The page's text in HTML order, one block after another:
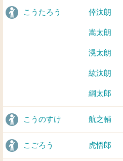
こうたろう 倖汰朗
嵩太朗
滉太朗
紘汰朗
綱太郎
こうのすけ 航之輔
こごろう 虎悟郎